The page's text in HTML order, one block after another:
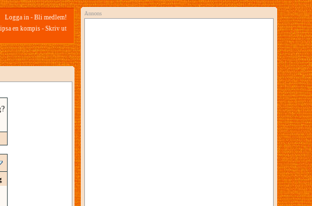
Logga in - Bli medlem!
en kompis - Skriv ut
Annons